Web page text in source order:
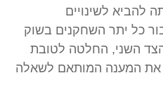
להביא לשינויים
כל יתר השחקנים בשוק
השני, החלטה לטובת
את המענה המותאם לשאלה